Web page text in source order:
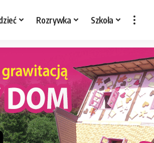
Rozrywka Szkoła